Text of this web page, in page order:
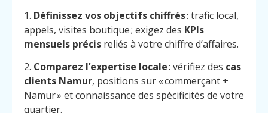
1. Définissez vos objectifs chiffrés: trafic local,
appels, visites boutique ; exigez des KPIs
mensuels précis reliés à votre chiffre d’affaires.
2. Comparez l’expertise locale: vérifiez des cas
clients Namur, positions sur « commerçant +
Namur » et connaissance des spécificités de votre
quartier.